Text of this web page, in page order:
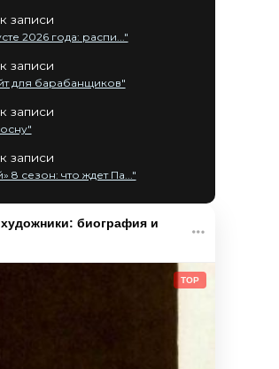
записи
2026 года: распи..."
записи
для барабанщиков"
записи
записи
8 сезон: что ждет Па..."
биография и
TOP